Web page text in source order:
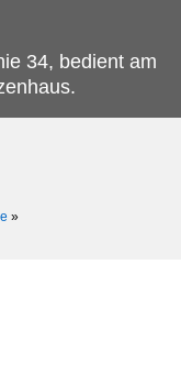
34, bedient am
»